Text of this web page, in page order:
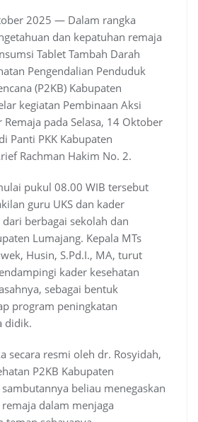
2025 — Dalam rangka
dan kepatuhan remaja
Tablet Tambah Darah
Pengendalian Penduduk
(P2KB) Kabupaten
kegiatan Pembinaan Aksi
Remaja pada Selasa, 14 Oktober
Panti PKK Kabupaten
Rachman Hakim No. 2.
pukul 08.00 WIB tersebut
guru UKS dan kader
berbagai sekolah dan
Lumajang. Kepala MTs
Husin, S.Pd.I., MA, turut
kader kesehatan
sebagai bentuk
program peningkatan
didik.
secara resmi oleh dr. Rosyidah,
P2KB Kabupaten
beliau menegaskan
dalam menjaga